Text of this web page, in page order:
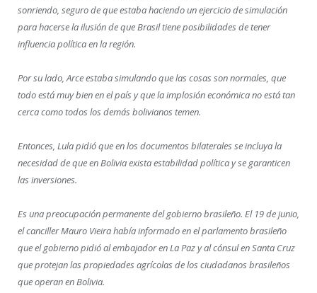
sonriendo, seguro de que estaba haciendo un ejercicio de simulación
para hacerse la ilusión de que Brasil tiene posibilidades de tener
influencia política en la región.
Por su lado, Arce estaba simulando que las cosas son normales, que
todo está muy bien en el país y que la implosión económica no está tan
cerca como todos los demás bolivianos temen.
Entonces, Lula pidió que en los documentos bilaterales se incluya la
necesidad de que en Bolivia exista estabilidad política y se garanticen
las inversiones.
Es una preocupación permanente del gobierno brasileño. El 19 de junio,
el canciller Mauro Vieira había informado en el parlamento brasileño
que el gobierno pidió al embajador en La Paz y al cónsul en Santa Cruz
que protejan las propiedades agrícolas de los ciudadanos brasileños
que operan en Bolivia.